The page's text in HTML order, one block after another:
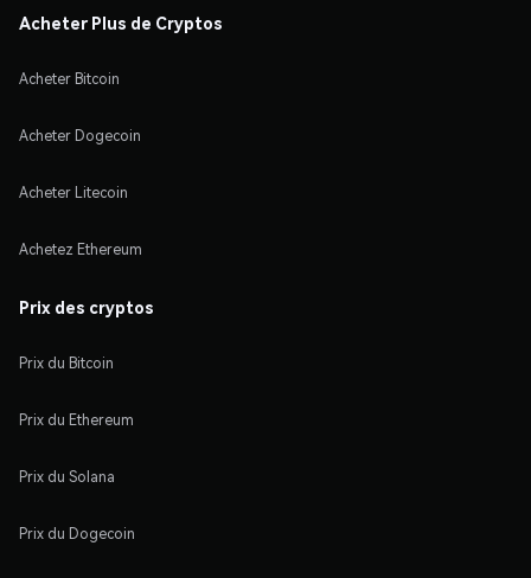
Acheter Plus de Cryptos
Acheter Bitcoin
Acheter Dogecoin
Acheter Litecoin
Achetez Ethereum
Prix des cryptos
Prix du Bitcoin
Prix du Ethereum
Prix du Solana
Prix du Dogecoin